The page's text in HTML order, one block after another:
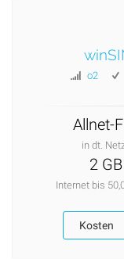
o2
Allnet-
in dt.
2 GB
Internet bis
Kosten